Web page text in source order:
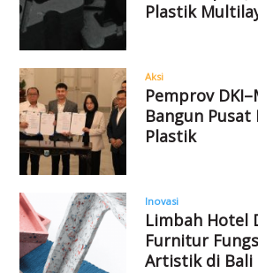
Plastik
Aksi
Pemprov
Bangun Pusat
Plastik
Inovasi
Limbah Hotel
Furnitur
Artistik di Bali